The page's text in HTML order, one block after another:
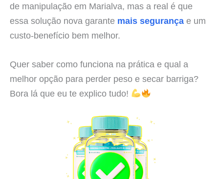
de manipulação em Marialva, mas a real é que
essa solução nova garante mais segurança e um
custo-benefício bem melhor.
Quer saber como funciona na prática e qual a
melhor opção para perder peso e secar barriga?
Bora lá que eu te explico tudo!